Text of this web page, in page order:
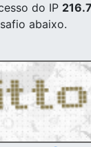
do IP
abaixo.